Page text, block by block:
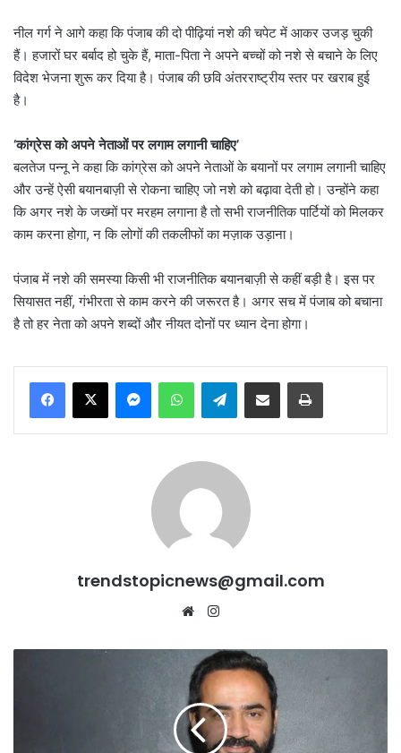
नील गर्ग ने आगे कहा कि पंजाब की दो पीढ़ियां नशे की चपेट में आकर उजड़ चुकी
हैं। हजारों घर बर्बाद हो चुके हैं, माता-पिता ने अपने बच्चों को नशे से बचाने के लिए
विदेश भेजना शुरू कर दिया है। पंजाब की छवि अंतरराष्ट्रीय स्तर पर खराब हुई
है।
‘कांग्रेस को अपने नेताओं पर लगाम लगानी चाहिए’
बलतेज पन्नू ने कहा कि कांग्रेस को अपने नेताओं के बयानों पर लगाम लगानी चाहिए
और उन्हें ऐसी बयानबाज़ी से रोकना चाहिए जो नशे को बढ़ावा देती हो। उन्होंने कहा
कि अगर नशे के जख्मों पर मरहम लगाना है तो सभी राजनीतिक पार्टियों को मिलकर
काम करना होगा, न कि लोगों की तकलीफों का मज़ाक उड़ाना।
पंजाब में नशे की समस्या किसी भी राजनीतिक बयानबाज़ी से कहीं बड़ी है। इस पर
सियासत नहीं, गंभीरता से काम करने की जरूरत है। अगर सच में पंजाब को बचाना
है तो हर नेता को अपने शब्दों और नीयत दोनों पर ध्यान देना होगा।
MessengerWhatsAppTelegramShare via Email Print
trendstopicnews@gmail.com
Website